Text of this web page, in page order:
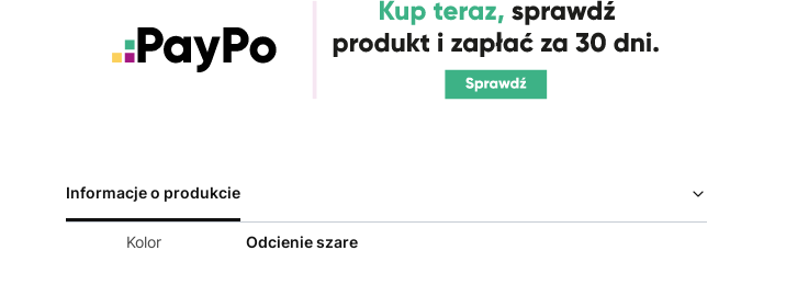
Informacje o produkcie
Kolor Odcienie szare